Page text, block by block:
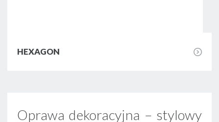
HEXAGON
Oprawa dekoracyjna – stylowy